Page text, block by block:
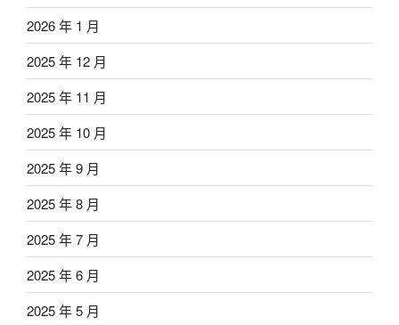
2026 年 1 月
2025 年 12 月
2025 年 11 月
2025 年 10 月
2025 年 9 月
2025 年 8 月
2025 年 7 月
2025 年 6 月
2025 年 5 月